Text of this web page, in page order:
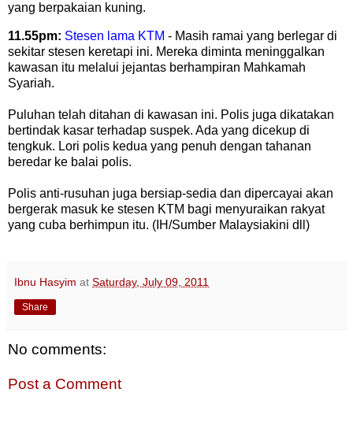
yang berpakaian kuning.
11.55pm: Stesen lama KTM - Masih ramai yang berlegar di
sekitar stesen keretapi ini. Mereka diminta meninggalkan
kawasan itu melalui jejantas berhampiran Mahkamah
Syariah.
Puluhan telah ditahan di kawasan ini. Polis juga dikatakan
bertindak kasar terhadap suspek. Ada yang dicekup di
tengkuk. Lori polis kedua yang penuh dengan tahanan
beredar ke balai polis.
Polis anti-rusuhan juga bersiap-sedia dan dipercayai akan
bergerak masuk ke stesen KTM bagi menyuraikan rakyat
yang cuba berhimpun itu. (IH/Sumber Malaysiakini dll)
Ibnu Hasyim at Saturday, July 09, 2011
Share
No comments:
Post a Comment